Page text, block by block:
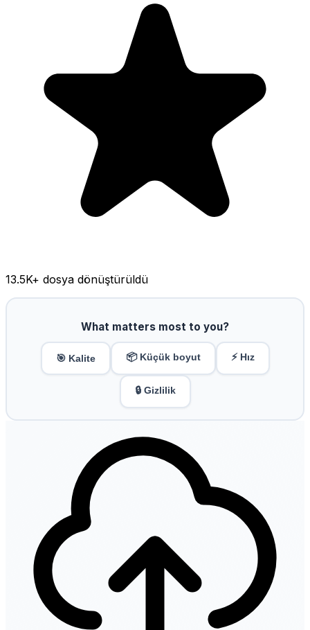
13.5K+ dosya dönüştürüldü
What matters most to you?
🎯 Kalite 📦 Küçük boyut ⚡ Hız
🔒 Gizlilik